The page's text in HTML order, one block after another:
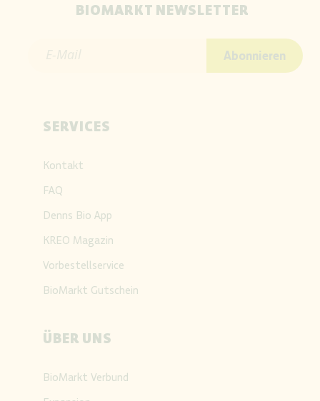
BIOMARKT NEWSLETTER
Abonnieren
SERVICES
Kontakt
FAQ
Denns Bio App
KREO Magazin
Vorbestellservice
BioMarkt Gutschein
ÜBER UNS
BioMarkt Verbund